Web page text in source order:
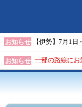
お知らせ 【伊勢】7月1
お知らせ 一部の路線にお